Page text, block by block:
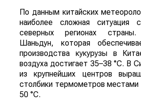
По данным китайских
наиболее сложная ситуация
северных регионах
Шаньдун, которая
производства кукурузы в
воздуха достигает 35–38 °C. В
из крупнейших центров
столбики термометров местами
50 °C.